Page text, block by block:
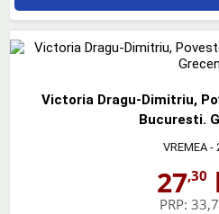
Victoria Dragu-Dimitriu,
Bucuresti.
VREMEA-
27,30
PRP: